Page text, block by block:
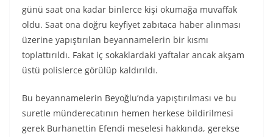
günü saat ona kadar binlerce kişi okumağa muvaffak
oldu. Saat ona doğru keyfiyet zabıtaca haber alınması
üzerine yapıştırılan beyannamelerin bir kısmı
toplattırıldı. Fakat iç sokaklardaki yaftalar ancak akşam
üstü polislerce görülüp kaldırıldı.
Bu beyannamelerin Beyoğlu’nda yapıştırılması ve bu
suretle münderecatının hemen herkese bildirilmesi
gerek Burhanettin Efendi meselesi hakkında, gerekse